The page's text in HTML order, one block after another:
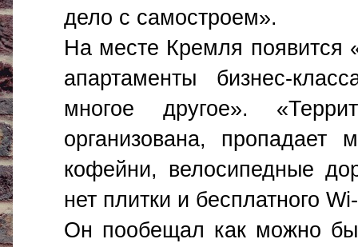
дело с самостроем».
На месте Кремля появится
апартаменты бизнес-
многое другое».
организована,
кофейни, велосипедные
нет плитки и бесплатного
Он пообещал как можно